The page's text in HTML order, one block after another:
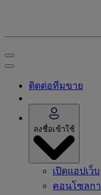
ติดต่อทีมขาย
ลงชื่อเข้าใช้
เปิดแอปเว็บ
คอนโซลก